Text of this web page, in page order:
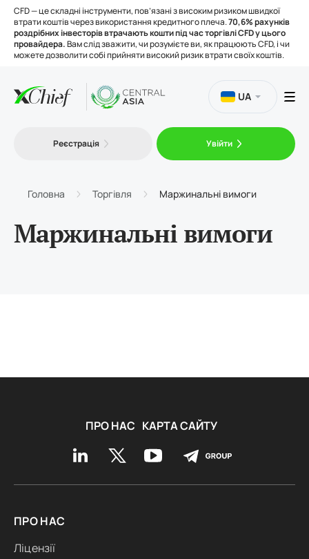
CFD — це складні інструменти, пов’язані з високим ризиком швидкої
втрати коштів через використання кредитного плеча.70,6% рахунків
роздрібних інвесторів втрачають кошти під час торгівлі CFD у цього
провайдера.Вам слід зважити, чи розумієте ви, як працюють CFD, і чи
можете дозволити собі прийняти високий ризик втрати своїх коштів.
Торгівля
Інструменти
UA
Реєстрація Увійти
Головна Торгівля Маржинальні вимоги
Маржинальні вимоги
ПРО НАС КАРТА САЙТУ
ПРО НАС
Ліцензії